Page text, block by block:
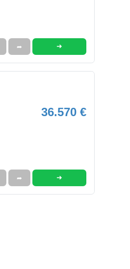
➦ ➜
36.570 €
➦ ➜